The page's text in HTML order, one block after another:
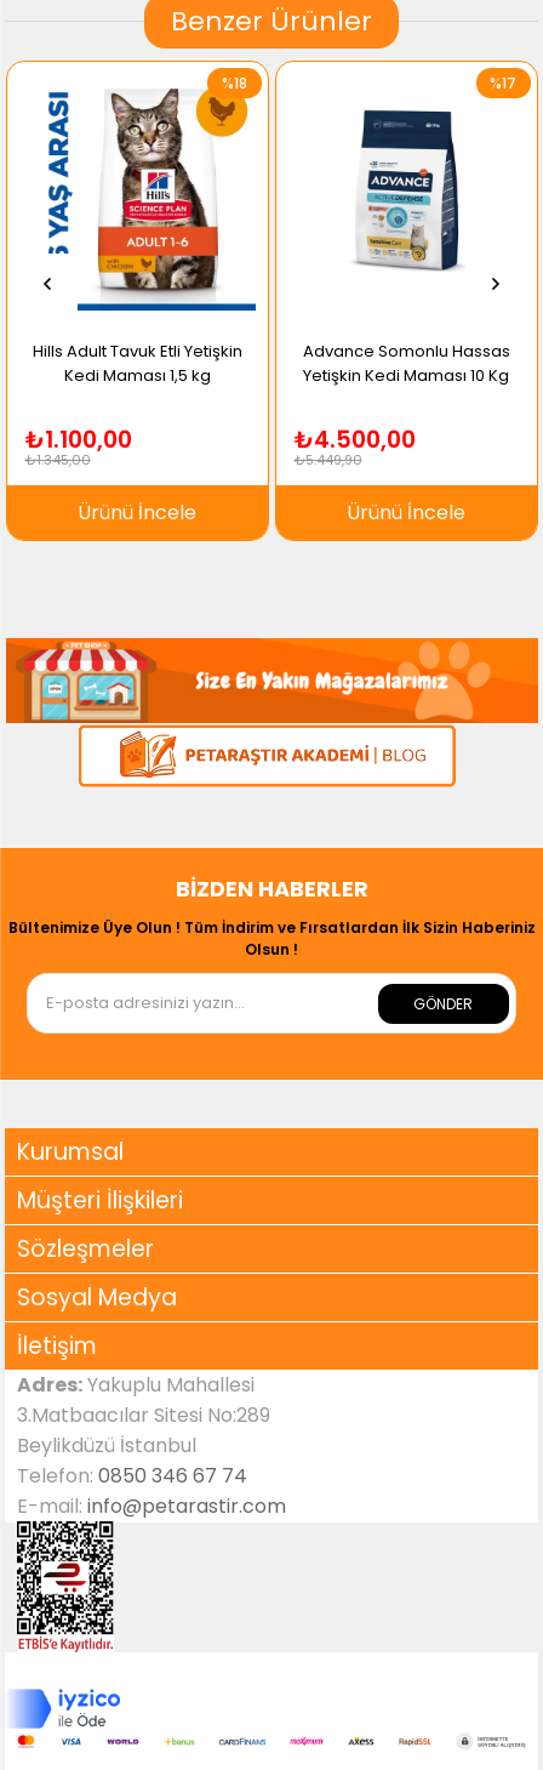
ANALİZ DEĞERLERİ:
Nem:%8
Omega 3 mg/kg: 0.2
Ham Protein: %26
Omega 6 mg/kg: 4
Ham Yağ: %14
Vitamin A (E672): 12.500 IU/KG
Ham Selüloz: 6
Vitamin D (E671): 1.000 IU/KG
Ham Kül: %9
Vitamin C (E301): 120 mg/kg
Kalsiyum: 2
Vitamin E(3A700): 80 mg/kg
Fosfor: 1
Sodyum: 0,5
Benzer Ürünler
Hills Adult Tavuk Etli Yetişkin
Kedi Maması 1,5 kg
₺1.100,00
₺1.345,00
Ürünü İncele
%18
Advance Somonlu Hassas
Yetişkin Kedi Maması 10 Kg
₺4.500,00
₺5.449,90
Ürünü İncele
%17
BIZDEN HABERLER
Bültenimize Üye Olun ! Tüm İndirim ve Fırsatlardan İlk Sizin Haberiniz
Olsun !
GÖNDER
Kurumsal
Müşteri İlişkileri
Sözleşmeler
Sosyal Medya
İletişim
Adres:Yakuplu Mahallesi
3.Matbaacılar Sitesi No:289
Beylikdüzü İstanbul
Telefon:0850 346 67 74
E-mail:info@petarastir.com